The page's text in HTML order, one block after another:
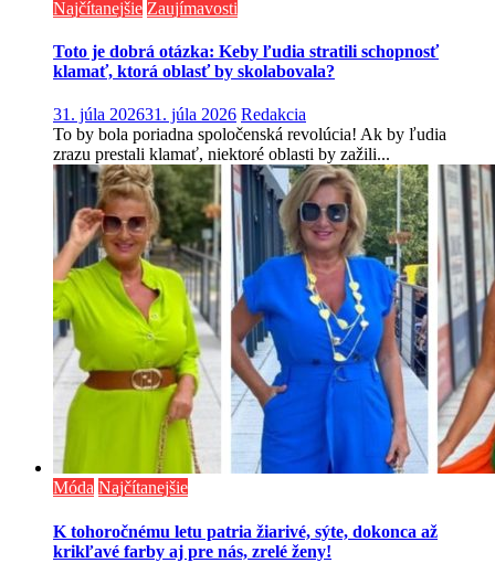
Najčítanejšie Zaujímavosti
Toto je dobrá otázka: Keby ľudia stratili schopnosť
klamať, ktorá oblasť by skolabovala?
31. júla 202631. júla 2026 Redakcia
To by bola poriadna spoločenská revolúcia! Ak by ľudia
zrazu prestali klamať, niektoré oblasti by zažili...
Móda Najčítanejšie
K tohoročnému letu patria žiarivé, sýte, dokonca až
krikľavé farby aj pre nás, zrelé ženy!